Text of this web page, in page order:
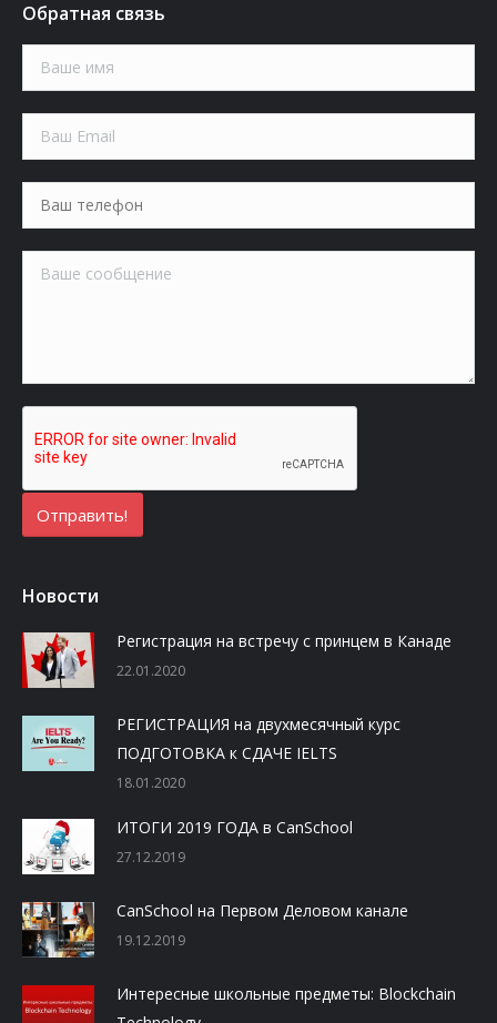
Обратная связь
Новости
Регистрация на встречу с принцем в Канаде
22.01.2020
РЕГИСТРАЦИЯ на двухмесячный курс
ПОДГОТОВКА к СДАЧЕ IELTS
18.01.2020
ИТОГИ 2019 ГОДА в CanSchool
27.12.2019
CanSchool на Первом Деловом канале
19.12.2019
Интересные школьные предметы: Blockchain